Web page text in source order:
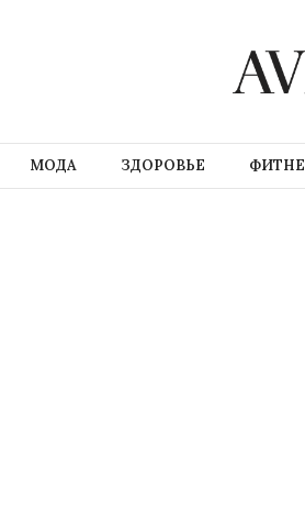
МОДА ЗДОРОВЬЕ